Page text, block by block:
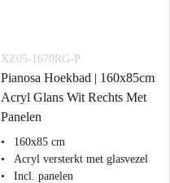
XZ05-1670RG-P
Pianosa Hoekbad | 160x85cm
Acryl Glans Wit Rechts Met
Panelen
160x85 cm
Acryl versterkt met glasvezel
Incl. panelen